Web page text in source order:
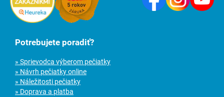
Potrebujete poradiť?
» Sprievodca výberom pečiatky
» Návrh pečiatky online
» Náležitosti pečiatky
» Doprava a platba